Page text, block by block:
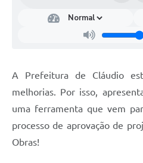
A Prefeitura de Cláudio
melhorias. Por isso,
uma ferramenta que vem
processo de aprovação de
Obras!